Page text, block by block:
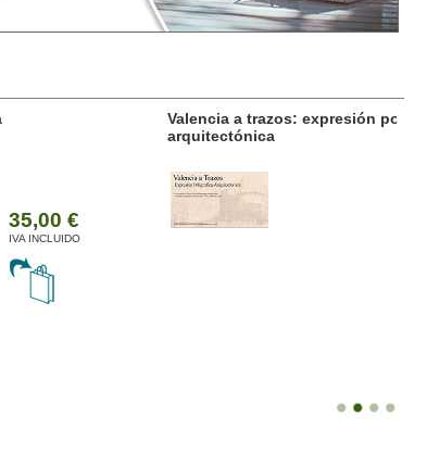
Valencia a trazos: expresión poligráfica